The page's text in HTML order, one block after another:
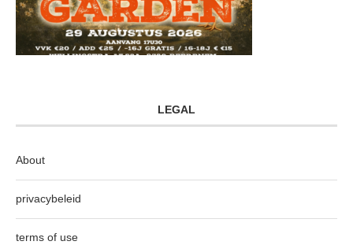
LEGAL
About
privacybeleid
terms of use